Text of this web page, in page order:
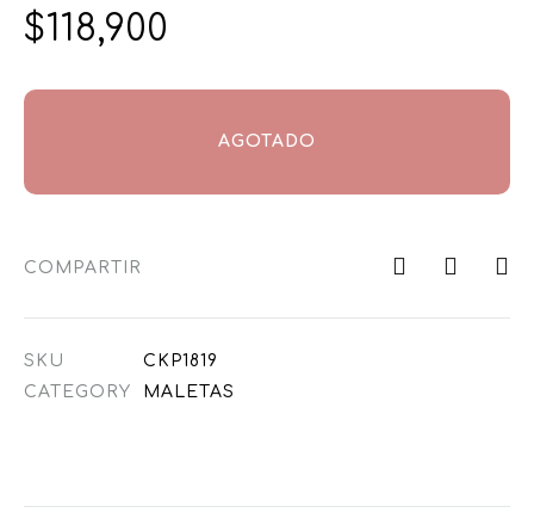
$118,900
AGOTADO
COMPARTIR
SKU
CKP1819
CATEGORY
MALETAS